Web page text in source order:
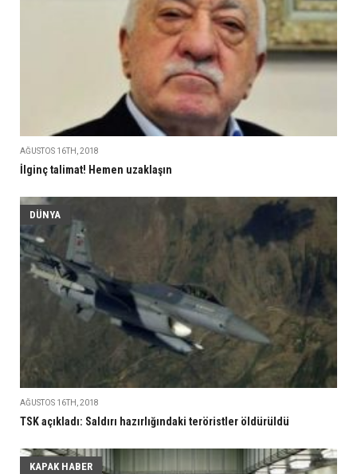
AĞUSTOS 16TH, 2018
İlginç talimat! Hemen uzaklaşın
DÜNYA
AĞUSTOS 16TH, 2018
TSK açıkladı: Saldırı hazırlığındaki teröristler öldürüldü
KAPAK HABER